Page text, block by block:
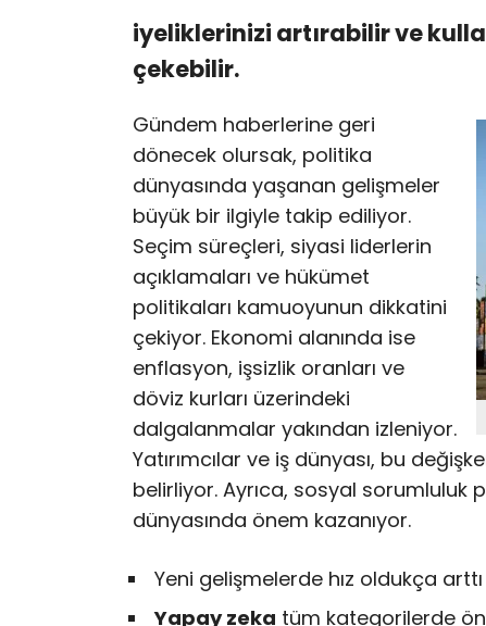
iyeliklerinizi artırabilir ve
çekebilir.
Gündem haberlerine geri
dönecek olursak, politika
dünyasında yaşanan gelişmeler
büyük bir ilgiyle takip ediliyor.
Seçim süreçleri, siyasi liderlerin
açıklamaları ve hükümet
politikaları kamuoyunun dikkatini
çekiyor. Ekonomi alanında ise
enflasyon, işsizlik oranları ve
döviz kurları üzerindeki
dalgalanmalar yakından izleniyor.
Yatırımcılar ve iş dünyası, bu
belirliyor. Ayrıca, sosyal sorumluluk
dünyasında önem kazanıyor.
Yeni gelişmelerde hız oldukça arttı
Yapay zeka tüm kategorilerde